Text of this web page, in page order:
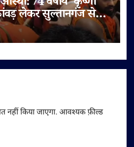
लेकर सुल्तानगंज से
नहीं किया जाएगा. आवश्यक फ़ील्ड